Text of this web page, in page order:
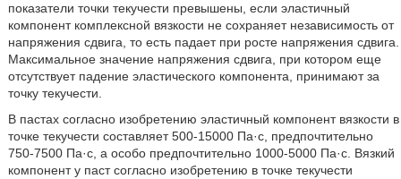
показатели точки текучести превышены, если эластичный
компонент комплексной вязкости не сохраняет независимость от
напряжения сдвига, то есть падает при росте напряжения сдвига.
Максимальное значение напряжения сдвига, при котором еще
отсутствует падение эластического компонента, принимают за
точку текучести.
В пастах согласно изобретению эластичный компонент вязкости в
точке текучести составляет 500-15000 Па·с, предпочтительно
750-7500 Па·с, а особо предпочтительно 1000-5000 Па·с. Вязкий
компонент у паст согласно изобретению в точке текучести